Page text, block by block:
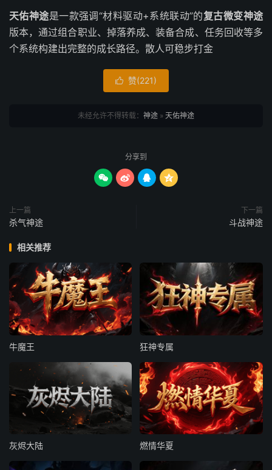
天佑神途是一款强调“材料驱动+系统联动”的复古微变神途
版本，通过组合职业、掉落养成、装备合成、任务回收等多
个系统构建出完整的成长路径。散人可稳步打金
 赞(221)
未经允许不得转载： 神途 » 天佑神途
分享到
   
上一篇
杀气神途
下一篇
斗战神途
相关推荐
牛魔王 狂神专属
灰烬大陆 燃情华夏